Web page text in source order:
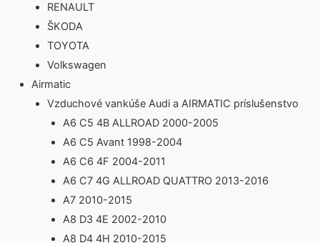
RENAULT
ŠKODA
TOYOTA
Volkswagen
Airmatic
Vzduchové vankúše Audi a AIRMATIC príslušenstvo
A6 C5 4B ALLROAD 2000-2005
A6 C5 Avant 1998-2004
A6 C6 4F 2004-2011
A6 C7 4G ALLROAD QUATTRO 2013-2016
A7 2010-2015
A8 D3 4E 2002-2010
A8 D4 4H 2010-2015